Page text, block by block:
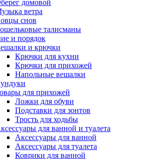
домовой
ветра
снов
талисманы
и порядок
и крючки
Крючки для кухни
Крючки для прихожей
Напольные вешалки
для прихожей
Ложки для обуви
Подставки для зонтов
Трость для ходьбы
для ванной и туалета
Аксессуары для ванной
Аксессуары для туалета
Коврики для ванной